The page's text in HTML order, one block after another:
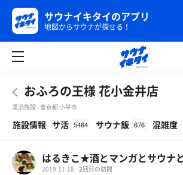
サウナイキタイのアプリ
地図からサウナが探せる！
おふろの王様 花小金井店
温浴施設 - 東京都 小平市
施設情報 サ活 5464 サウナ飯 676 混雑度
はるきこ★酒とマンガとサウナ
2019.11.18 2回目の訪問